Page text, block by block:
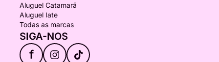
Aluguel Catamarã
Aluguel Iate
Todas as marcas
SIGA-NOS
f